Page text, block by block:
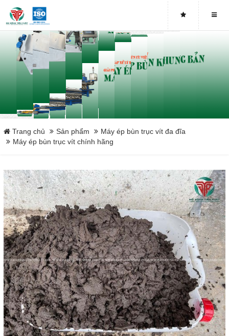
Máy ép bùn trục vít DDTP-MSP-251
Máy ép bùn trục vít DDTP-MSP-252
Máy ép bùn trục vít DDTP-MSP-253
Máy ép bùn trục vít DDTP-MSP-301
Máy ép bùn trục vít DDTP-MSP-302
Máy ép bùn trục vít DDTP-MSP-303
Máy ép bùn trục vít DDTP-MSP-401
Máy ép bùn trục vít DDTP-MSP-402
Máy ép bùn trục vít DDTP-MSP-403
Máy ép bùn trục vít DDTP-MSP-404
Close
Trang chủ Sản phẩm
Máy ép bùn trục vít đa đĩa
Máy ép bùn trục vít chính hãng